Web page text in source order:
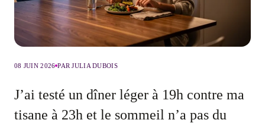
08 JUIN 2026 PAR JULIA DUBOIS
J’ai testé un dîner léger à 19h contre ma
tisane à 23h et le sommeil n’a pas du